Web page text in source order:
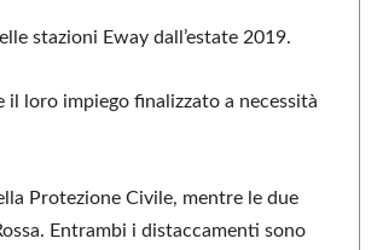
stazioni Eway dall’estate 2019.
loro impiego finalizzato a necessità
Protezione Civile, mentre le due
Entrambi i distaccamenti sono